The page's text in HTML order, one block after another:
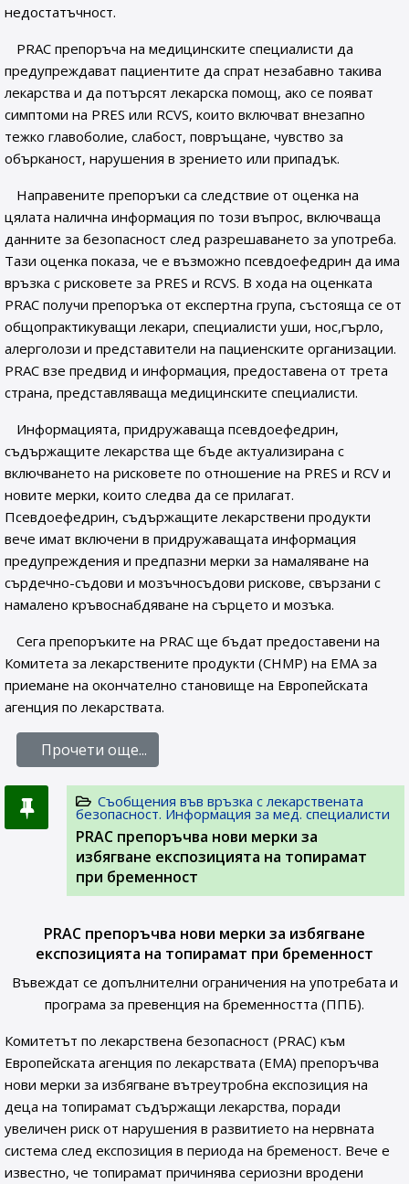
недостатъчност.
PRAC препоръча на медицинските специалисти да
предупреждават пациентите да спрат незабавно такива
лекарства и да потърсят лекарска помощ, ако се появат
симптоми на PRES или RCVS, които включват внезапно
тежко главоболие, слабост, повръщане, чувство за
обърканост, нарушения в зрението или припадък.
Направените препоръки са следствие от оценка на
цялата налична информация по този въпрос, включваща
данните за безопасност след разрешаването за употреба.
Тази оценка показа, че е възможно псевдоефедрин да има
връзка с рисковете за PRES и RCVS. В хода на оценката
PRAC получи препоръка от експертна група, състояща се от
общопрактикуващи лекари, специалисти уши, нос,гърло,
алерголози и представители на пациенските организации.
PRAC взе предвид и информация, предоставена от трета
страна, представляваща медицинските специалисти.
Информацията, придружаваща псевдоефедрин,
съдържащите лекарства ще бъде актуализирана с
включването на рисковете по отношение на PRES и RCV и
новите мерки, които следва да се прилагат.
Псевдоефедрин, съдържащите лекарствени продукти
вече имат включени в придружаващата информация
предупреждения и предпазни мерки за намаляване на
сърдечно-съдови и мозъчносъдови рискове, свързани с
намалено кръвоснабдяване на сърцето и мозъка.
Сега препоръките на PRAC ще бъдат предоставени на
Комитета за лекарствените продукти (CHMP) на ЕМА за
приемане на окончателно становище на Европейската
агенция по лекарствата.
Прочети още...
Съобщения във връзка с лекарствената
безопасност. Информация за мед. специалисти
PRAC препоръчва нови мерки за
избягване експозицията на топирамат
при бременност
PRAC препоръчва нови мерки за избягване
експозицията на топирамат при бременност
Въвеждат се допълнителни ограничения на употребата и
програма за превенция на бременността (ППБ).
Комитетът по лекарствена безопасност (PRAC) към
Европейската агенция по лекарствата (ЕМА) препоръчва
нови мерки за избягване вътреутробна експозиция на
деца на топирамат съдържащи лекарства, поради
увеличен риск от нарушения в развитието на нервната
система след експозиция в периода на бременост. Вече е
известно, че топирамат причинява сериозни вродени